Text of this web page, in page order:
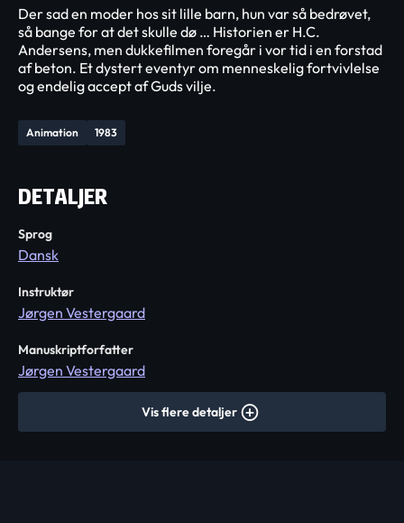
Animation 1983
Der sad en moder hos sit lille barn, hun var så bedrøvet,
så bange for at det skulle dø … Historien er H.C.
Andersens, men dukkefilmen foregår i vor tid i en forstad
af beton. Et dystert eventyr om menneskelig fortvivlelse
og endelig accept af Guds vilje.
DETALJER
Sprog
Dansk
Instruktør
Jørgen Vestergaard
Manuskriptforfatter
Jørgen Vestergaard
Vis flere detaljer